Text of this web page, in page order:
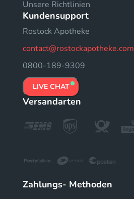
Unsere Richtlinien
Kundensupport
Rostock Apotheke
contact@rostockapotheke.com
0800-189-9309
LIVE CHAT
Versandarten
Zahlungs- Methoden